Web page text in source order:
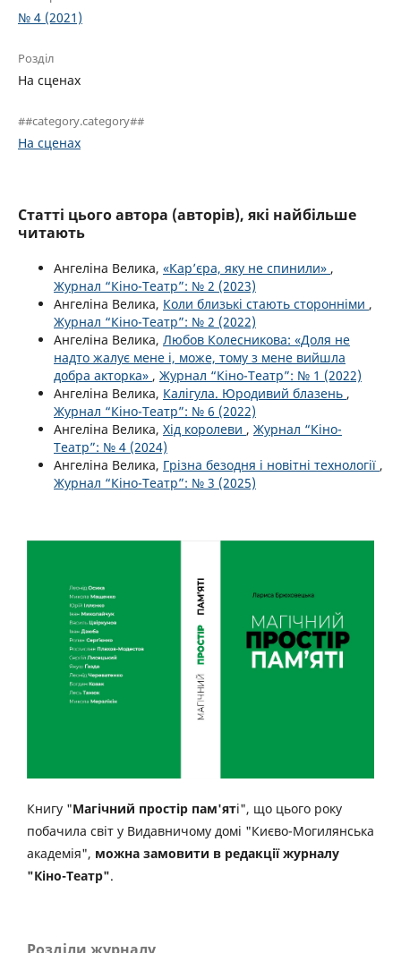
№ 4 (2021)
Розділ
На сценах
##category.category##
На сценах
Статті цього автора (авторів), які найбільше
читають
Ангеліна Велика, «Кар’єра, яку не спинили» ,
Журнал “Кіно-Театр”: № 2 (2023)
Ангеліна Велика, Коли близькі стають сторонніми ,
Журнал “Кіно-Театр”: № 2 (2022)
Ангеліна Велика, Любов Колесникова: «Доля не
надто жалує мене і, може, тому з мене вийшла
добра акторка» , Журнал “Кіно-Театр”: № 1 (2022)
Ангеліна Велика, Калігула. Юродивий блазень ,
Журнал “Кіно-Театр”: № 6 (2022)
Ангеліна Велика, Хід королеви , Журнал “Кіно-
Театр”: № 4 (2024)
Ангеліна Велика, Грізна безодня і новітні технології ,
Журнал “Кіно-Театр”: № 3 (2025)
Книгу "Магічний простір пам'яті", що цього року
побачила світ у Видавничому домі "Києво-Могилянська
академія", можна замовити в редакції журналу
"Кіно-Театр".